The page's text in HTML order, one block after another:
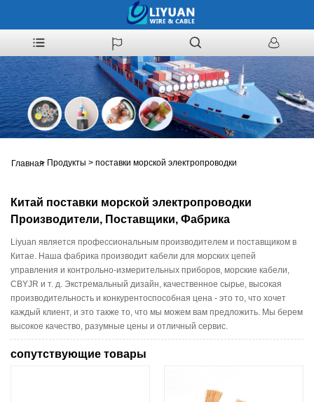
Главная
> Продукты > поставки морской электропроводки
Китай поставки морской электропроводки
Производители, Поставщики, Фабрика
Liyuan является профессиональным производителем и поставщиком в
Китае. Наша фабрика производит кабели для морских цепей
управления и контрольно-измерительных приборов, морские кабели,
CBYJR и т. д. Экстремальный дизайн, качественное сырье, высокая
производительность и конкурентоспособная цена - это то, что хочет
каждый клиент, и это также то, что мы можем вам предложить. Мы берем
высокое качество, разумные цены и отличный сервис.
сопутствующие товары